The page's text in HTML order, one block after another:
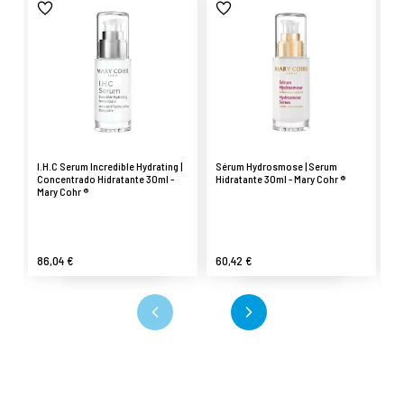
I.H.C Serum Incredible Hydrating |
Concentrado Hidratante 30ml -
Mary Cohr ®
86,04 €
Sérum Hydrosmose | Serum
Hidratante 30ml - Mary Cohr ®
60,42 €